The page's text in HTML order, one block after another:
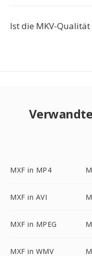
Ist die MKV-Qualität
MXF in MP4
MXF in AVI
MXF in MPEG
MXF in WMV